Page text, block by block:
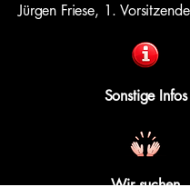
Jürgen Friese, 1.
Sonstige Infos